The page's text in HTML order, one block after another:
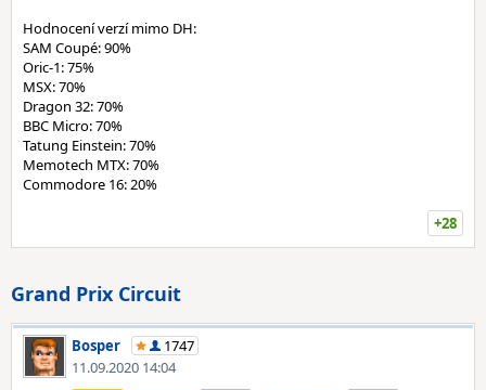
Hodnocení verzí mimo DH:
SAM Coupé: 90%
Oric-1: 75%
MSX: 70%
Dragon 32: 70%
BBC Micro: 70%
Tatung Einstein: 70%
Memotech MTX: 70%
Commodore 16: 20%
+28
Grand Prix Circuit
Bosper
1747
11.09.2020 14:04